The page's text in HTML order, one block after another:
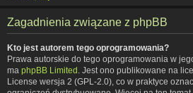
Zagadnienia związane z phpBB
Kto jest autorem tego oprogramowania?
Prawa autorskie do tego oprogramowania w
ma phpBB Limited . Jest ono publikowane na
License wersja 2 (GPL-2.0), co w praktyce